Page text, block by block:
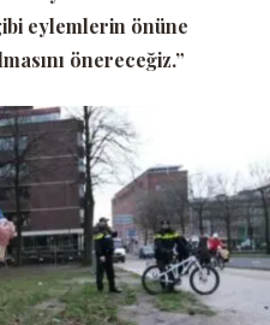
eylemlerin önüne
önereceğiz.”